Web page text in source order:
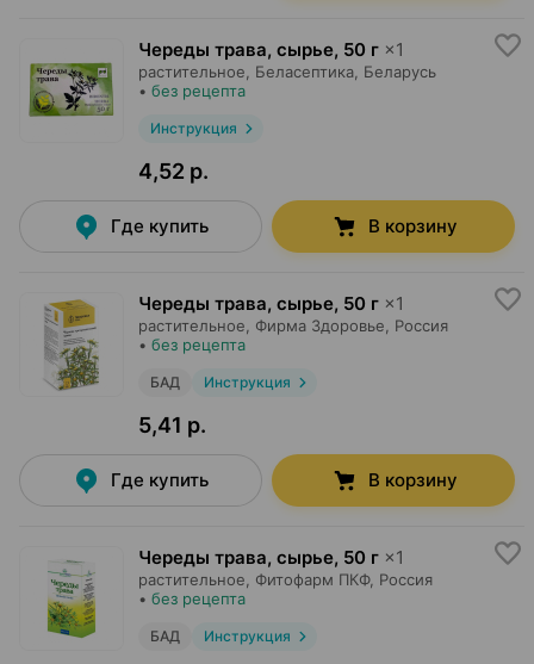
Череды трава, сырье, 50 г ×1
растительное, Беласептика , Беларусь
• без рецепта
Инструкция
4,52 р.
Где купить В корзину
Череды трава, сырье, 50 г ×1
растительное, Фирма Здоровье , Россия
• без рецепта
БАД Инструкция
5,41 р.
Где купить В корзину
Череды трава, сырье, 50 г ×1
растительное, Фитофарм ПКФ, Россия
• без рецепта
БАД Инструкция